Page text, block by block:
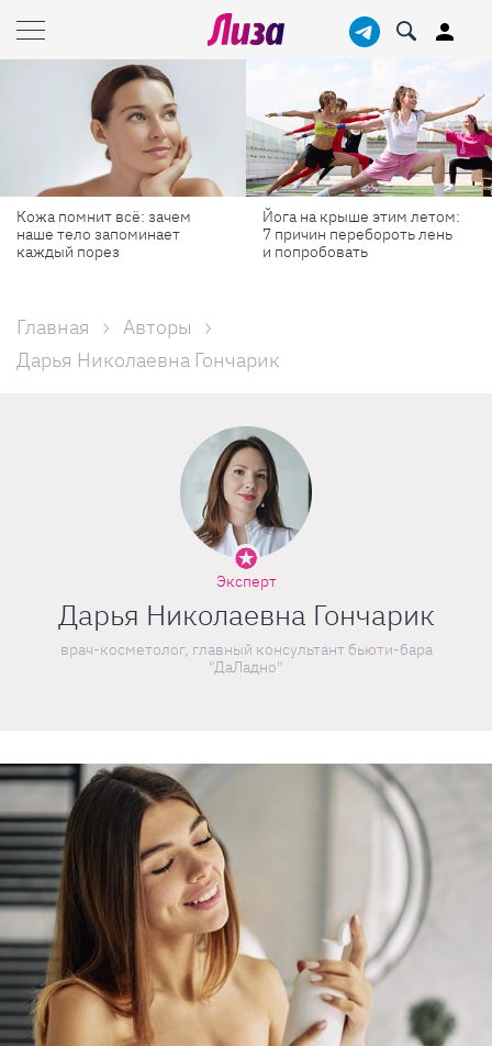
Кожа помнит всё: зачем
наше тело запоминает
каждый порез
Йога на крыше этим летом:
7 причин перебороть лень
и попробовать
Главная
Авторы
Дарья Николаевна Гончарик
Эксперт
Дарья Николаевна Гончарик
врач-косметолог, главный консультант бьюти-бара
"ДаЛадно"